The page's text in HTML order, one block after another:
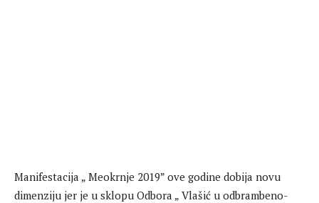
Manifestacija „ Meokrnje 2019” ove godine dobija novu
dimenziju jer je u sklopu Odbora „ Vlašić u odbrambeno-